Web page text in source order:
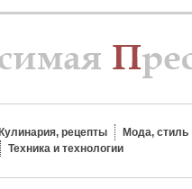
Кулинария, рецепты Мода, стиль
Техника и технологии